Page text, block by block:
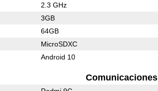
2.3 GHz
3GB
64GB
MicroSDXC
Android 10
Comunicaciones